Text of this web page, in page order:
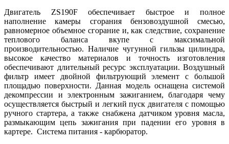
Двигатель ZS190F обеспечивает быстрое и полное
наполнение камеры сгорания бензовоздушной смесью,
равномерное объемное сгорание и, как следствие, сохранение
теплового баланса вкупе с максимальной
производительностью. Наличие чугунной гильзы цилиндра,
высокое качество материалов и точность изготовления
обеспечивают длительный ресурс эксплуатации. Воздушный
фильтр имеет двойной фильтрующий элемент с большой
площадью поверхности. Данная модель оснащена системой
декомпрессии и электронным зажиганием, благодаря чему
осуществляется быстрый и легкий пуск двигателя с помощью
ручного стартера, а также снабжена датчиком уровня масла,
размыкающим цепь зажигания при падении его уровня в
картере. Система питания - карбюратор.